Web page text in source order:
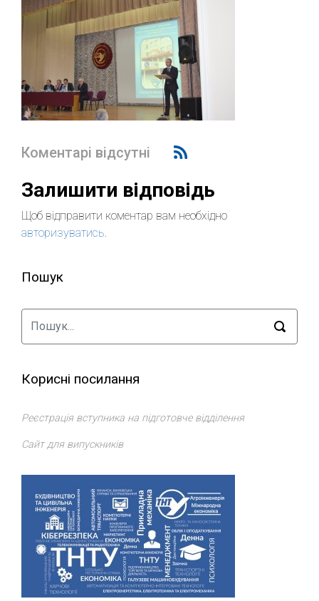
Коментарі відсутні
Залишити відповідь
Щоб відправити коментар вам необхідно
авторизуватись.
Пошук
Корисні посилання
Реєстрація вступника на підготовче відділення
Сайт для випускників